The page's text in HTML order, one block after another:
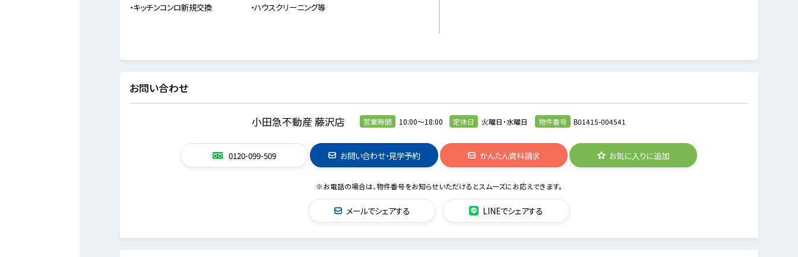
・キッチンコンロ新規交換 ・ハウスクリーニング等
お問い合わせ
小田急不動産 藤沢店 営業時間 10:00～18:00 定休日 火曜日・水曜日 物件番号 B01415-004541
0120-099-509 お問い合わせ・見学予約 かんたん資料請求 お気に入りに追加
※お電話の場合は、物件番号をお知らせいただけるとスムーズにお応えできます。
メールでシェアする LINEでシェアする